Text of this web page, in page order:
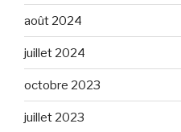
août 2024
juillet 2024
octobre 2023
juillet 2023